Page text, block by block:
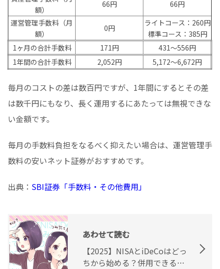
額）
66円
66円
運営管理手数料（月
額）
0円
ライトコース：260円
標準コース：385円
1ヶ月の合計手数料
171円
431〜556円
1年間の合計手数料
2,052円 5,172〜6,672円
毎月のコストの差は数百円ですが、1年間にするとその差
は数千円にもなり、長く運用するにあたっては無視できな
い金額です。
毎月の手数料負担をなるべく抑えたい場合は、運営管理手
数料の安いネット証券がおすすめです。
出典： SBI証券「手数料・その他費用」
あわせて読む
【2025】NISAとiDeCoはどっ
ちから始める？併用できるか